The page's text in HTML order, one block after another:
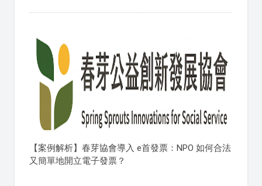
【案例解析】春芽協會導入 e首發票：NPO 如何合法
又簡單地開立電子發票？